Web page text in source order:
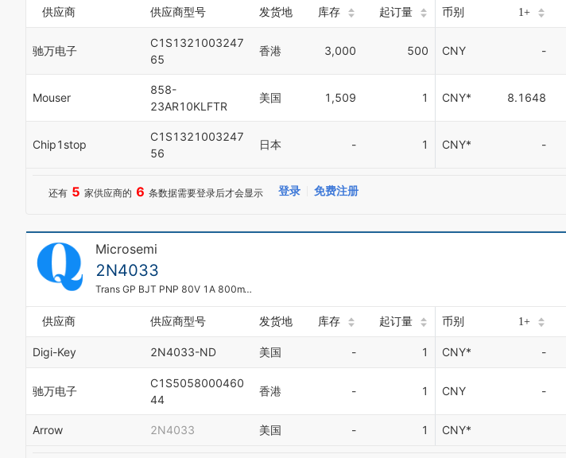
供应商 供应商型号 发货地 库存 起订量 币别 1+
驰万电子
C1S1321003247
65
香港 3,000 500 CNY -
Mouser
858-
23AR10KLFTR
美国 1,509 1 CNY* 8.1648
Chip1stop
C1S1321003247
56
日本 - 1 CNY* -
还有 5 家供应商的 6 条数据需要登录后才会显示 登录 免费注册
Microsemi
2N4033
Trans GP BJT PNP 80V 1A 800mW 3-Pin TO-39 Bag
供应商 供应商型号 发货地 库存 起订量 币别 1+
Digi-Key 2N4033-ND 美国 - 1 CNY* -
驰万电子
C1S5058000460
44
香港 - 1 CNY -
Arrow 2N4033 美国 - 1 CNY*